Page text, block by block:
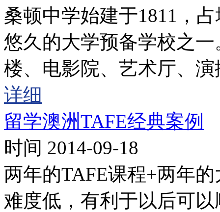
桑顿中学始建于1811，
悠久的大学预备学校之
楼、电影院、艺术厅、
详细
留学澳洲TAFE经典案例
时间 2014-09-18
两年的TAFE课程+两年
难度低，有利于以后可